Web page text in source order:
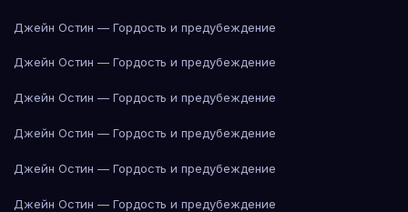
Джейн Остин — Гордость и предубеждение
Джейн Остин — Гордость и предубеждение
Джейн Остин — Гордость и предубеждение
Джейн Остин — Гордость и предубеждение
Джейн Остин — Гордость и предубеждение
Джейн Остин — Гордость и предубеждение